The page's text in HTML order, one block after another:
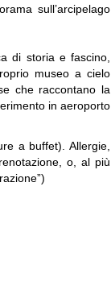
sull’arcipelago
di storia e fascino,
museo a cielo
che raccontano la
in aeroporto
a buffet). Allergie,
o, al più